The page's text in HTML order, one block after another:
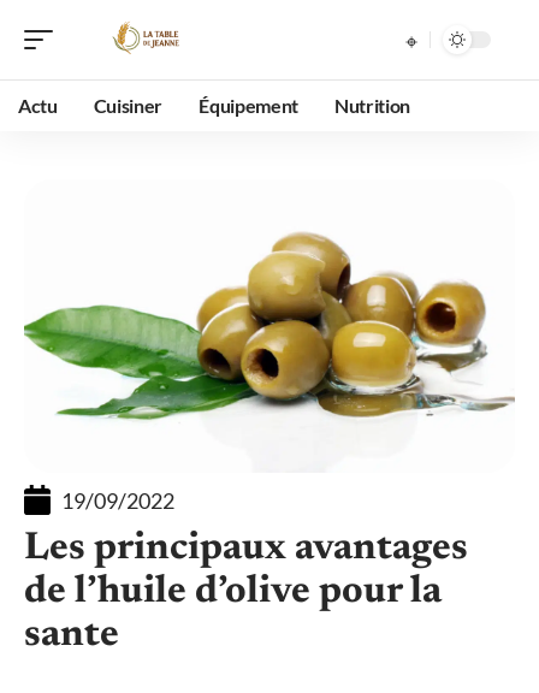
Actu Cuisiner Équipement Nutrition
19/09/2022
Les principaux avantages
de l’huile d’olive pour la
sante